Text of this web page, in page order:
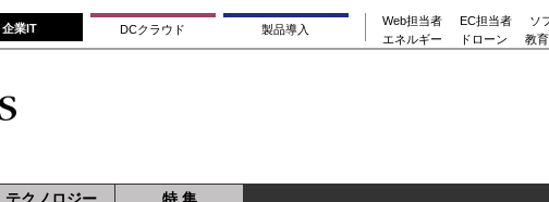
企業IT DCクラウド 製品導入
Web担当者 EC担当者
ソ
エネルギー
ドローン 教